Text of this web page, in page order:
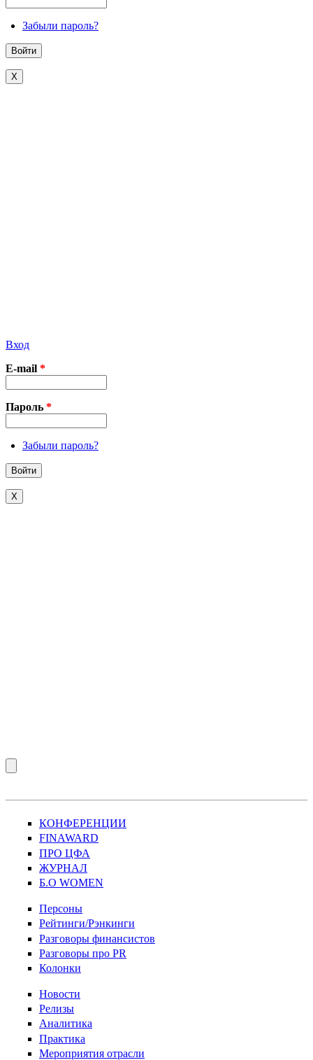
Забыли пароль?
X
Вход
E-mail *
Пароль *
Забыли пароль?
X
КОНФЕРЕНЦИИ
FINAWARD
ПРО ЦФА
ЖУРНАЛ
Б.О WOMEN
Персоны
Рейтинги/Рэнкинги
Разговоры финансистов
Разговоры про PR
Колонки
Новости
Релизы
Аналитика
Практика
Мероприятия отрасли